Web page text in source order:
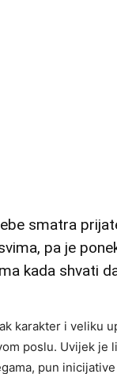
smatra
pa je
kada shvati
karakter i veliku
poslu. Uvijek je
pun